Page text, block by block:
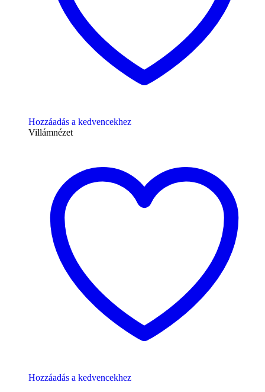
Hozzáadás a kedvencekhez
Villámnézet
Hozzáadás a kedvencekhez